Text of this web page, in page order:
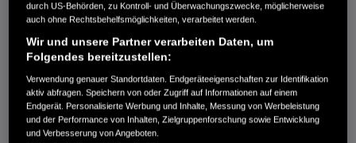
AUTOHAUS STROHBÜCKER OHG
48231 Warendorf
RUFEN SIE UNS AN:
+49 2581 941 909 0
Route planen
durch US-Behörden, zu Kontroll- und Überwachungszwecke, möglicherweise
auch ohne Rechtsbehelfsmöglichkeiten, verarbeitet werden.
Wir und unsere Partner verarbeiten Daten, um
Folgendes bereitzustellen:
Verwendung genauer Standortdaten. Endgeräteeigenschaften zur Identifikation
aktiv abfragen. Speichern von oder Zugriff auf Informationen auf einem
Endgerät. Personalisierte Werbung und Inhalte, Messung von Werbeleistung
und der Performance von Inhalten, Zielgruppenforschung sowie Entwicklung
und Verbesserung von Angeboten.